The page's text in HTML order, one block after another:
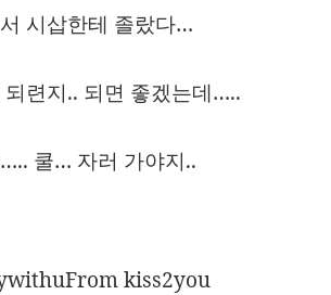
시삽한테 졸랐다…
되련지.. 되면 좋겠는데…..
쿨… 자러 가야지..
카
From kiss2you